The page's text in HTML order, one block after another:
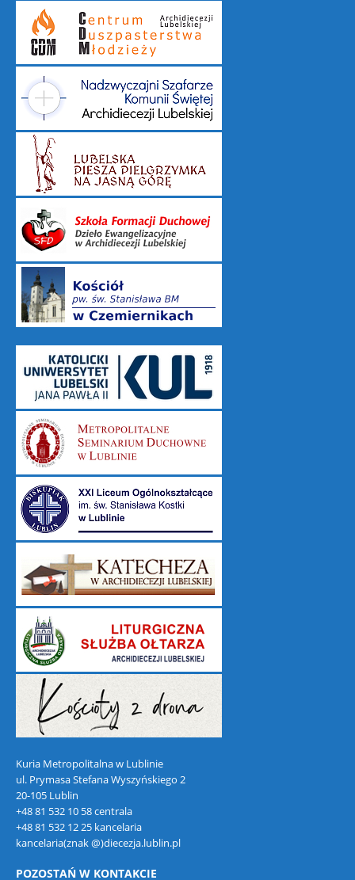
Kuria Metropolitalna w Lublinie
ul. Prymasa Stefana Wyszyńskiego 2
20-105 Lublin
+48 81 532 10 58 centrala
+48 81 532 12 25 kancelaria
kancelaria(znak @)diecezja.lublin.pl
POZOSTAŃ W KONTAKCIE